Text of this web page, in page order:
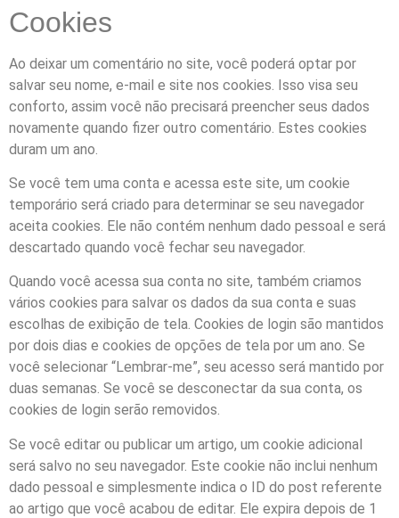
Cookies
Ao deixar um comentário no site, você poderá optar por
salvar seu nome, e-mail e site nos cookies. Isso visa seu
conforto, assim você não precisará preencher seus dados
novamente quando fizer outro comentário. Estes cookies
duram um ano.
Se você tem uma conta e acessa este site, um cookie
temporário será criado para determinar se seu navegador
aceita cookies. Ele não contém nenhum dado pessoal e será
descartado quando você fechar seu navegador.
Quando você acessa sua conta no site, também criamos
vários cookies para salvar os dados da sua conta e suas
escolhas de exibição de tela. Cookies de login são mantidos
por dois dias e cookies de opções de tela por um ano. Se
você selecionar “Lembrar-me”, seu acesso será mantido por
duas semanas. Se você se desconectar da sua conta, os
cookies de login serão removidos.
Se você editar ou publicar um artigo, um cookie adicional
será salvo no seu navegador. Este cookie não inclui nenhum
dado pessoal e simplesmente indica o ID do post referente
ao artigo que você acabou de editar. Ele expira depois de 1